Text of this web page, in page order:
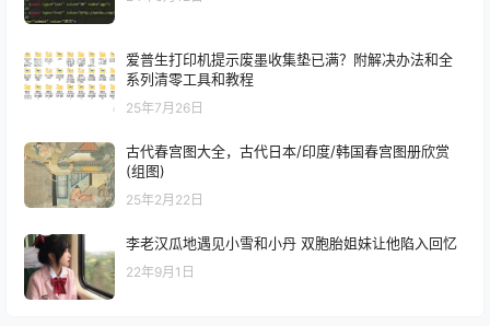
爱普生打印机提示废墨收集垫已满？附解决办法和全
系列清零工具和教程
25年7月26日
古代春宫图大全，古代日本/印度/韩国春宫图册欣赏
(组图)
25年2月22日
李老汉瓜地遇见小雪和小丹 双胞胎姐妹让他陷入回忆
22年9月1日